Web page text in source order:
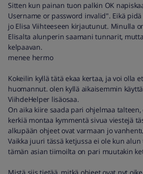
Sitten kun painan tuon palkin OK
Username or password invalid". Eikä
jo Elisa Viihteeseen kirjautunut. Minulla
Elisalta alunperin saamani tunnarit,
kelpaavan.
menee hermo
Kokeilin kyllä tätä ekaa kertaa, ja voi olla
huomannut. olen kyllä aikaisemmin
ViihdeHelper lisäosaa.
On aika kiire saada pari ohjelmaa
kerkiä montaa kymmentä sivua viestejä
alkupään ohjeet ovat varmaan jo
Vaikka juuri tässä ketjussa ei ole kun
tämän asian tiimoilta on pari muutakin